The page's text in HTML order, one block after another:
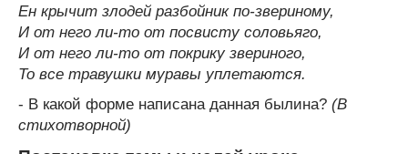
Ен крычит злодей разбойник по-звериному,
И от него ли-то от посвисту соловьяго,
И от него ли-то от покрику звериного,
То все травушки муравы уплетаются.
- В какой форме написана данная былина? (В
стихотворной)